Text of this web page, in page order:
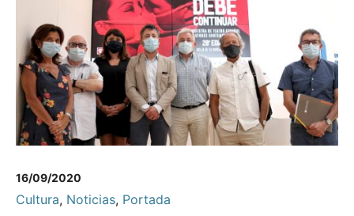
16/09/2020
Cultura, Noticias, Portada